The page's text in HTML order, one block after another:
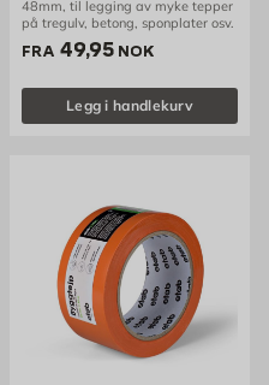
48mm, til legging av myke tepper
på tregulv, betong, sponplater osv.
FRA Pris 49.95 NOK /stk
49,95 NOK
Legg i handlekurv